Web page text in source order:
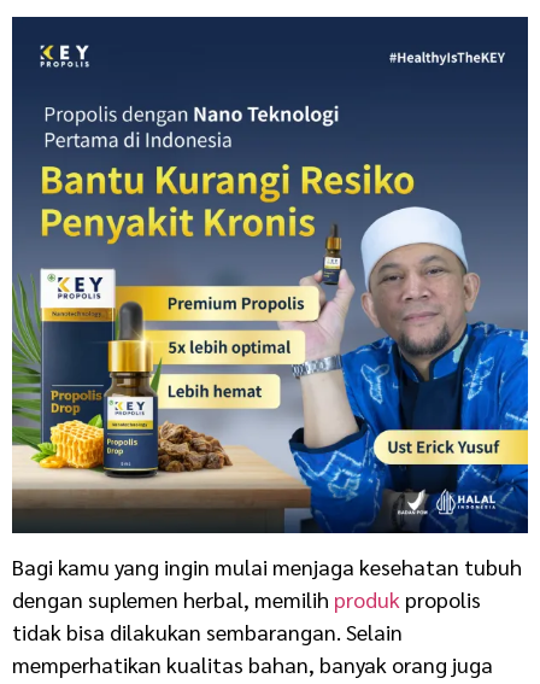
Bagi kamu yang ingin mulai menjaga kesehatan tubuh
dengan suplemen herbal, memilih produk propolis
tidak bisa dilakukan sembarangan. Selain
memperhatikan kualitas bahan, banyak orang juga